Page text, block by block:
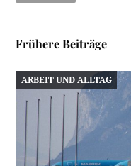
Frühere Beiträge
ARBEIT UND ALLTAG